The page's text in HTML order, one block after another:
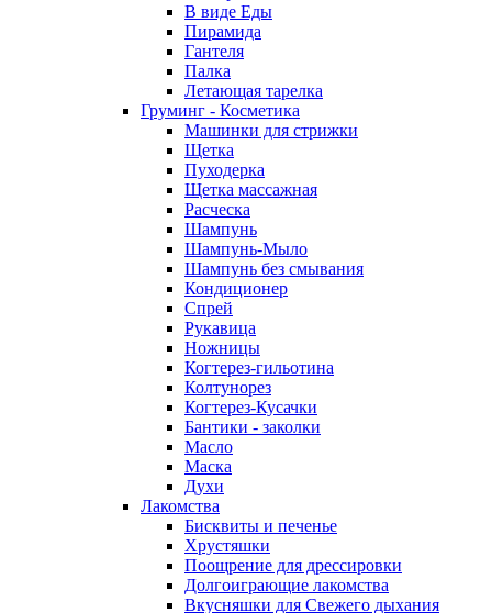
В виде Еды
Пирамида
Гантеля
Палка
Летающая тарелка
Груминг - Косметика
Машинки для стрижки
Щетка
Пуходерка
Щетка массажная
Расческа
Шампунь
Шампунь-Мыло
Шампунь без cмывания
Кондиционер
Спрей
Рукавица
Ножницы
Когтерез-гильотина
Колтунорез
Когтерез-Кусачки
Бантики - заколки
Масло
Маска
Духи
Лакомства
Бисквиты и печенье
Хрустяшки
Поощрение для дрессировки
Долгоиграющие лакомства
Вкусняшки для Свежего дыхания